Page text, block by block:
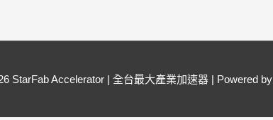
StarFab Accelerator | 全台最大產業加速器| Powered by